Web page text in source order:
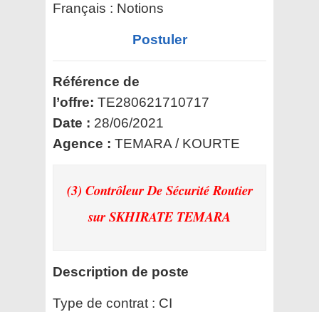
Français : Notions
Postuler
Référence de
l’offre: TE280621710717
Date : 28/06/2021
Agence : TEMARA / KOURTE
(3) Contrôleur De Sécurité Routier
sur SKHIRATE TEMARA
Description de poste
Type de contrat : CI